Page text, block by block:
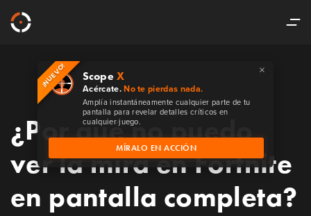
¡NUEVO! ×
ScopeX
Acércate.No te pierdas nada.
Amplía instantáneamente cualquier parte de tu
pantalla para revelar detalles críticos en
cualquier juego.
MÍRALO EN ACCIÓN
¿Por qué no puedo
ver la mira en Fortnite
en pantalla completa?